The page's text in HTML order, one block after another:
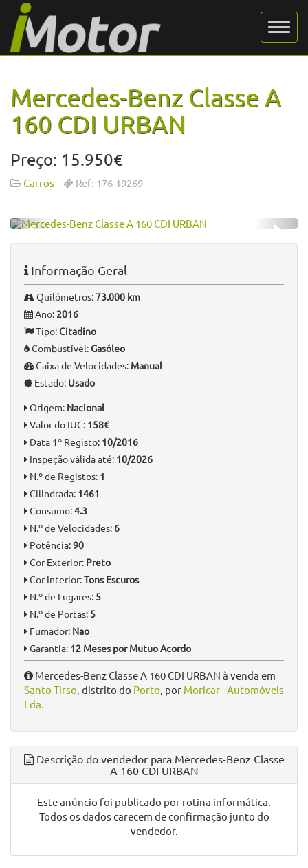
Mercedes-Benz Classe A
160 CDI URBAN
Preço: 15.950€
Carros Ref: 176-19269
Informação Geral
Quilómetros:73.000 km
Ano: 2016
Tipo:Citadino
Combustível:Gasóleo
Caixa de Velocidades: Manual
Estado: Usado
Origem: Nacional
Valor do IUC: 158€
Data 1º Registo: 10/2016
Inspeção válida até: 10/2026
N.º de Registos: 1
Cilindrada: 1461
Consumo:4.3
N.º de Velocidades: 6
Potência:90
Cor Exterior: Preto
Cor Interior:Tons Escuros
N.º de Lugares: 5
N.º de Portas: 5
Fumador: Nao
Garantia: 12 Meses por Mutuo Acordo
Mercedes-Benz Classe A 160 CDI URBAN à venda em
Santo Tirso, distrito do Porto, por Moricar - Automóveis
Lda.
Descrição do vendedor para Mercedes-Benz Classe
A 160 CDI URBAN
Este anúncio foi publicado por rotina informática.
Todos os dados carecem de confirmação junto do
vendedor.